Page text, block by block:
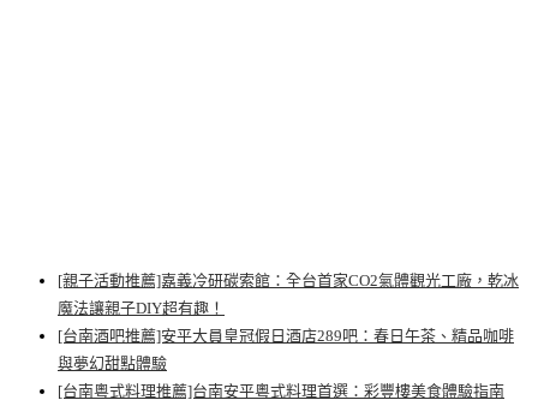
[親子活動推薦]嘉義冷研碳索館：全台首家CO2氣體觀光工廠，乾冰
魔法讓親子DIY超有趣！
[台南酒吧推薦]安平大員皇冠假日酒店289吧：春日午茶、精品咖啡
與夢幻甜點體驗
[台南粵式料理推薦]台南安平粵式料理首選：彩豐樓美食體驗指南